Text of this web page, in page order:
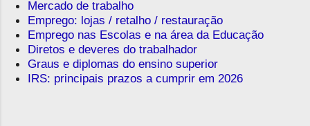
Mercado de trabalho
Emprego: lojas / retalho / restauração
Emprego nas Escolas e na área da Educação
Diretos e deveres do trabalhador
Graus e diplomas do ensino superior
IRS: principais prazos a cumprir em 2026